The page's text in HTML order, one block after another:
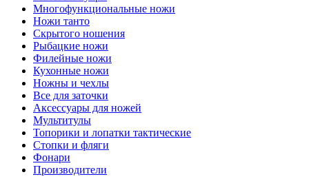
Многофункциональные ножи
Ножи танто
Скрытого ношения
Рыбацкие ножи
Филейные ножи
Кухонные ножи
Ножны и чехлы
Все для заточки
Аксессуары для ножей
Мультитулы
Топорики и лопатки тактические
Стопки и фляги
Фонари
Производители